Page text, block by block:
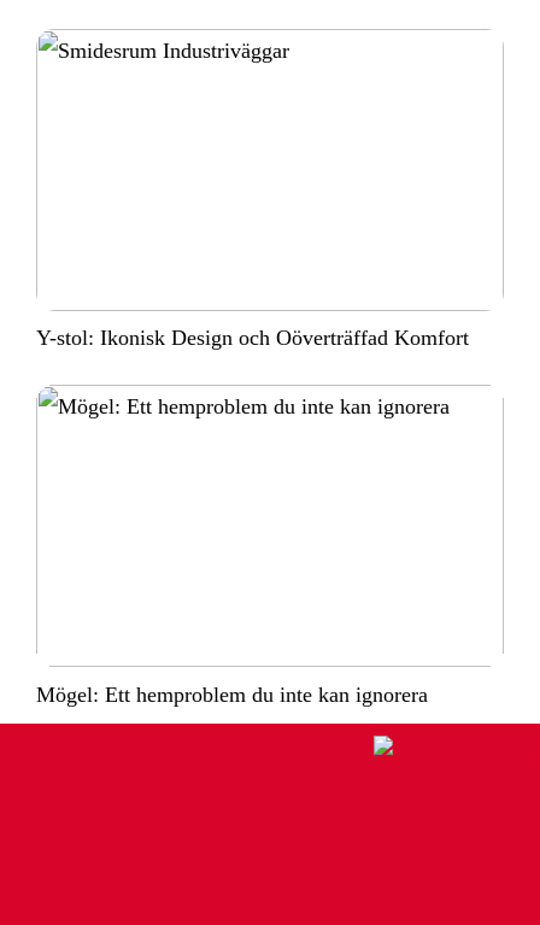
Y-stol: Ikonisk Design och Oöverträffad Komfort
Mögel: Ett hemproblem du inte kan ignorera